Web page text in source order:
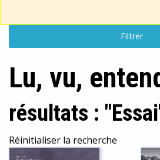
Filtrer
Lu, vu,
résultats :
Réinitialiser la recherche